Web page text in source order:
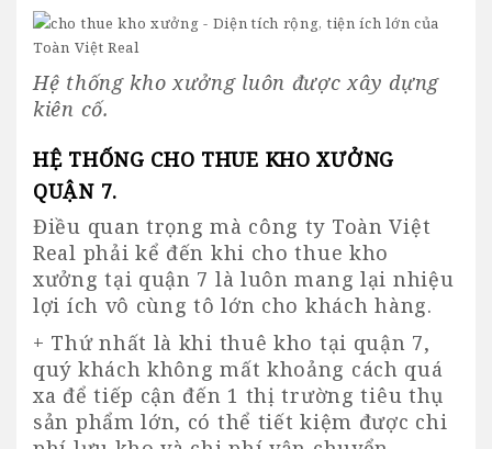
Hệ thống kho xưởng luôn được xây dựng
kiên cố.
HỆ THỐNG CHO THUE KHO XƯỞNG
QUẬN 7.
Điều quan trọng mà công ty Toàn Việt
Real phải kể đến khi cho thue kho
xưởng tại quận 7 là luôn mang lại nhiệu
lợi ích vô cùng tô lớn cho khách hàng.
+ Thứ nhất là khi thuê kho tại quận 7,
quý khách không mất khoảng cách quá
xa để tiếp cận đến 1 thị trường tiêu thụ
sản phẩm lớn, có thể tiết kiệm được chi